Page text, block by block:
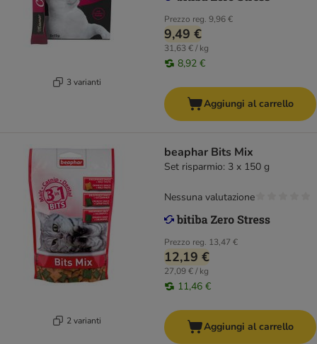
3 varianti
Prezzo reg. 9,96 €
9,49 €
31,63 € / kg
8,92 €
Aggiungi al carrello
2 varianti
beaphar Bits Mix
Set risparmio: 3 x 150 g
Prezzo reg. 13,47 €
12,19 €
27,09 € / kg
11,46 €
Nessuna valutazione
Aggiungi al carrello